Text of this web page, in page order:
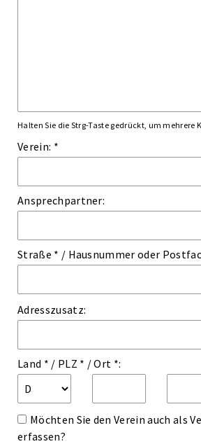
Halten Sie die Strg-Taste gedrückt, um mehrere
Verein: *
Ansprechpartner:
Straße * / Hausnummer oder
Adresszusatz:
Land * / PLZ * /Ort *:
Möchten Sie den Verein auch als
erfassen?